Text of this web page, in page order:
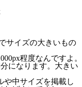
サイズの大きいもの
程度なんですよ。
になります。大きい
や中サイズを掲載し